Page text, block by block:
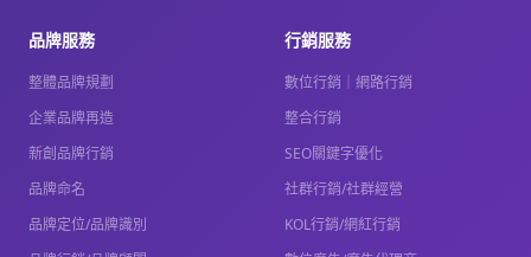
品牌服務
整體品牌規劃
企業品牌再造
新創品牌行銷
品牌命名
品牌定位/品牌識別
行銷服務
數位行銷｜網路行銷
整合行銷
SEO關鍵字優化
社群行銷/社群經營
KOL行銷/網紅行銷